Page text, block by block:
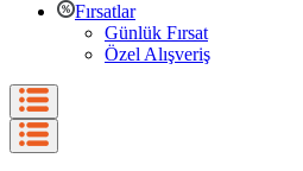
Fırsatlar
Günlük Fırsat
Özel Alışveriş